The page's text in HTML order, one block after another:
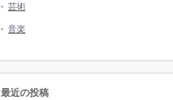
芸術
音楽
最近の投稿